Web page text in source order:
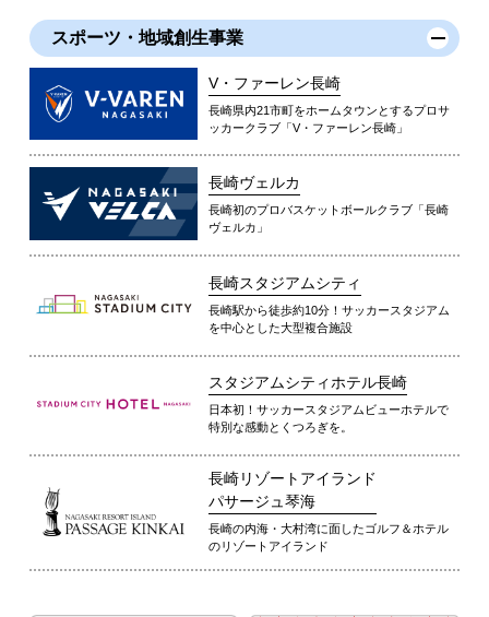
スポーツ・地域創生事業
V・ファーレン長崎
長崎県内21市町をホームタウンとするプロサ
ッカークラブ「V・ファーレン長崎」
長崎ヴェルカ
長崎初のプロバスケットボールクラブ「長崎
ヴェルカ」
長崎スタジアムシティ
長崎駅から徒歩約10分！サッカースタジアム
を中心とした大型複合施設
スタジアムシティホテル長崎
日本初！サッカースタジアムビューホテルで
特別な感動とくつろぎを。
長崎リゾートアイランド
パサージュ琴海
長崎の内海・大村湾に面したゴルフ＆ホテル
のリゾートアイランド